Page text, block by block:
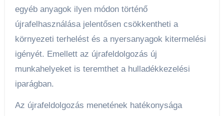
egyéb anyagok ilyen módon történő
újrafelhasználása jelentősen csökkentheti a
környezeti terhelést és a nyersanyagok kitermelési
igényét. Emellett az újrafeldolgozás új
munkahelyeket is teremthet a hulladékkezelési
iparágban.
Az újrafeldolgozás menetének hatékonysága